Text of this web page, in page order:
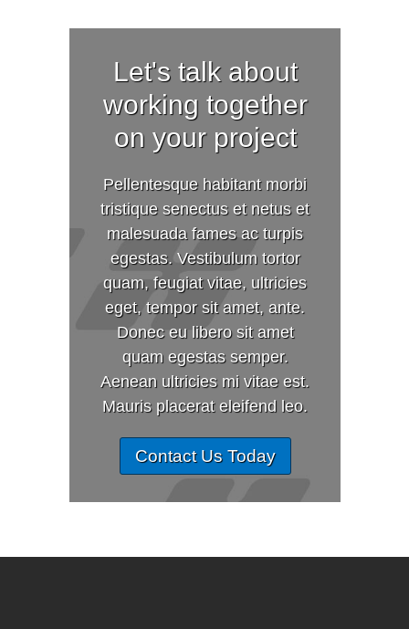
Let's talk about
working together
on your project
Pellentesque habitant morbi
tristique senectus et netus et
malesuada fames ac turpis
egestas. Vestibulum tortor
quam, feugiat vitae, ultricies
eget, tempor sit amet, ante.
Donec eu libero sit amet
quam egestas semper.
Aenean ultricies mi vitae est.
Mauris placerat eleifend leo.
Contact Us Today